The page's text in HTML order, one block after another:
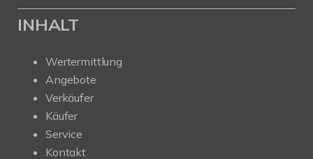
INHALT
Wertermittlung
Angebote
Verkäufer
Käufer
Service
Kontakt